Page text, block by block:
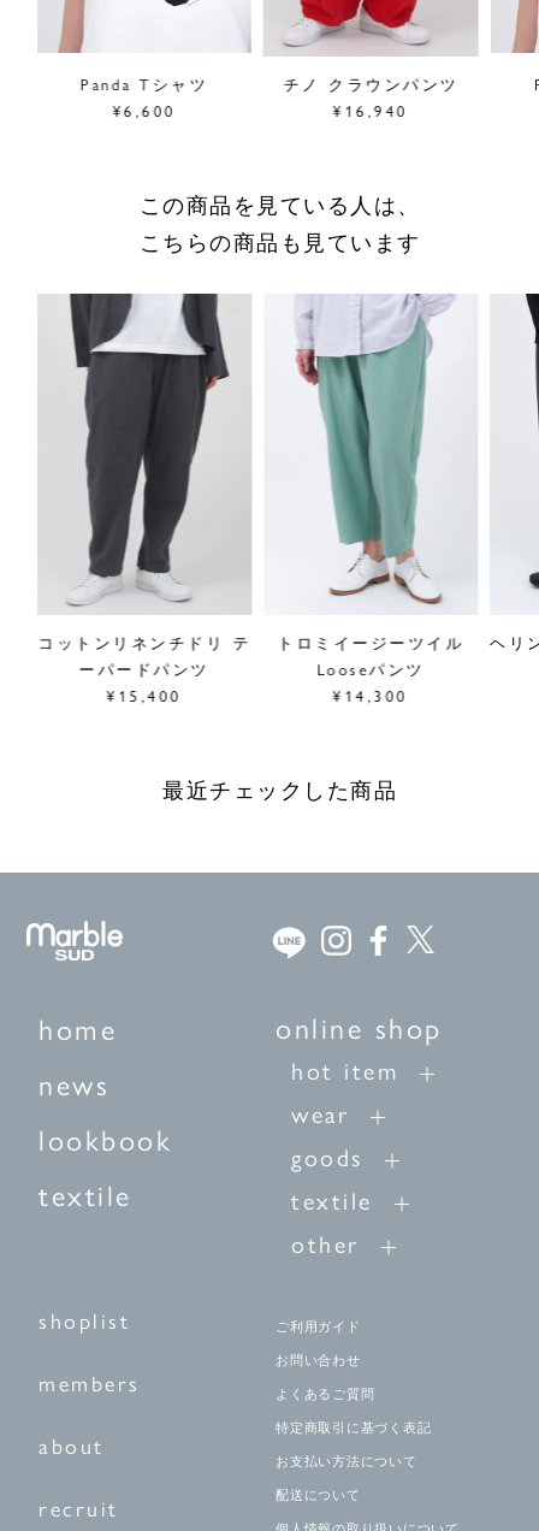
ショッピングガイドはこちら
サイズをお悩みの方へ
閉じる
Panda Tシャツ
¥6,600
チノ クラウンパンツ
¥16,940
この商品を見ている人は、
こちらの商品も見ています
コットンリネンチドリ テ
ーパードパンツ
¥15,400
トロミイージーツイル
Looseパンツ
¥14,300
ヘリ
最近チェックした商品
home
news
lookbook
textile
online shop
hot item
wear
goods
textile
other
shoplist
members
about
recruit
ご利用ガイド
お問い合わせ
よくあるご質問
特定商取引に基づく表記
お支払い方法について
配送について